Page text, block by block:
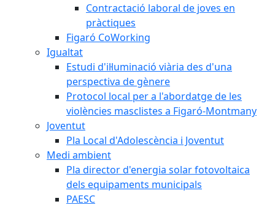
Contractació laboral de joves en
pràctiques
Figaró CoWorking
Igualtat
Estudi d'il·luminació viària des d'una
perspectiva de gènere
Protocol local per a l'abordatge de les
violències masclistes a Figaró-Montmany
Joventut
Pla Local d'Adolescència i Joventut
Medi ambient
Pla director d'energia solar fotovoltaica
dels equipaments municipals
PAESC